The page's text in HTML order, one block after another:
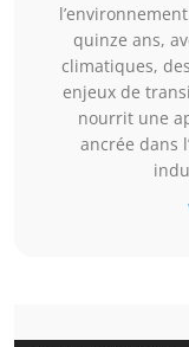
quinze ans,
climatiques,
enjeux de
nourrit une
ancrée dans